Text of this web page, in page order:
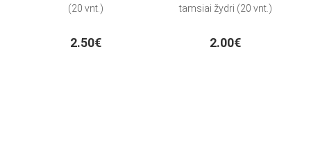
(20 vnt.)
2.50€
tamsiai žydri (20 vnt.)
2.00€